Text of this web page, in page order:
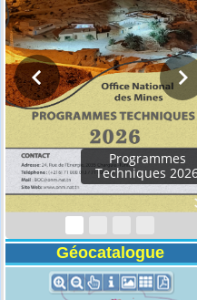
Rapport d'activités
2024
Géocatalogue